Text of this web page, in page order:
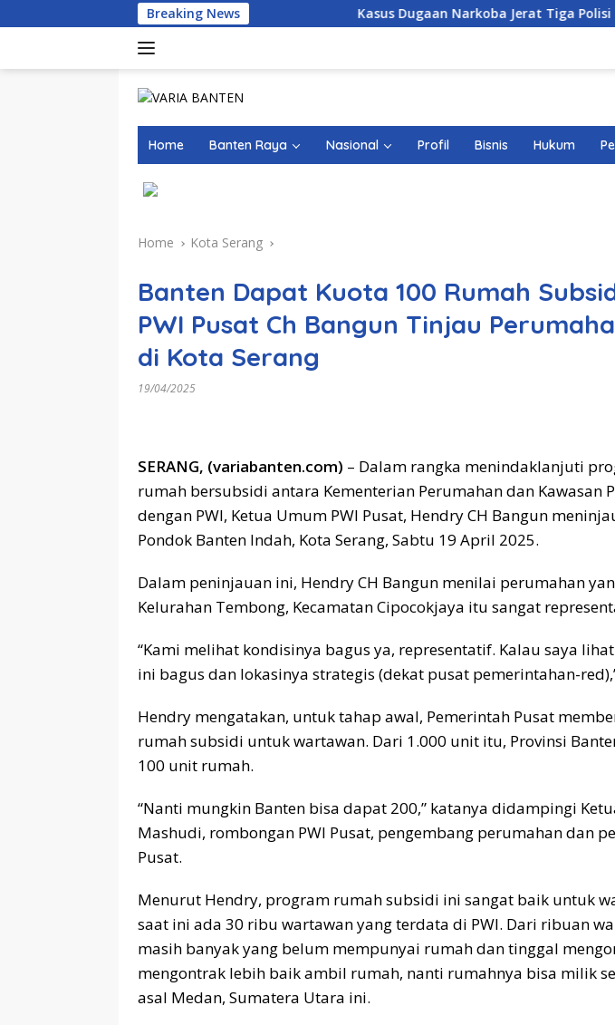
to
Breaking News Kasus Dugaan Narkoba Jerat Tiga Polisi di Anambas,
Home Banten Raya Nasional Profil Bisnis Hukum
Home Kota Serang
Banten Dapat Kuota 100 Rumah
PWI Pusat Ch Bangun Tinjau
di Kota Serang
19/04/2025
SERANG, (variabanten.com) – Dalam rangka menindaklanjuti
rumah bersubsidi antara Kementerian Perumahan dan Kawasan
dengan PWI, Ketua Umum PWI Pusat, Hendry CH Bangun
Pondok Banten Indah, Kota Serang, Sabtu 19 April 2025.
Dalam peninjauan ini, Hendry CH Bangun menilai perumahan
Kelurahan Tembong, Kecamatan Cipocokjaya itu sangat
“Kami melihat kondisinya bagus ya, representatif. Kalau saya
ini bagus dan lokasinya strategis (dekat pusat pemerintahan-
Hendry mengatakan, untuk tahap awal, Pemerintah Pusat
rumah subsidi untuk wartawan. Dari 1.000 unit itu, Provinsi
100 unit rumah.
“Nanti mungkin Banten bisa dapat 200,” katanya didampingi
Mashudi, rombongan PWI Pusat, pengembang perumahan dan
Pusat.
Menurut Hendry, program rumah subsidi ini sangat baik untuk
saat ini ada 30 ribu wartawan yang terdata di PWI. Dari ribuan
masih banyak yang belum mempunyai rumah dan tinggal
mengontrak lebih baik ambil rumah, nanti rumahnya bisa milik
asal Medan, Sumatera Utara ini.